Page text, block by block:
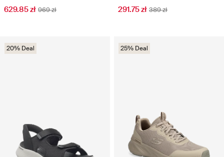
629.85 zł 969 zł 291.75 zł 389 zł
20% Deal 25% Deal